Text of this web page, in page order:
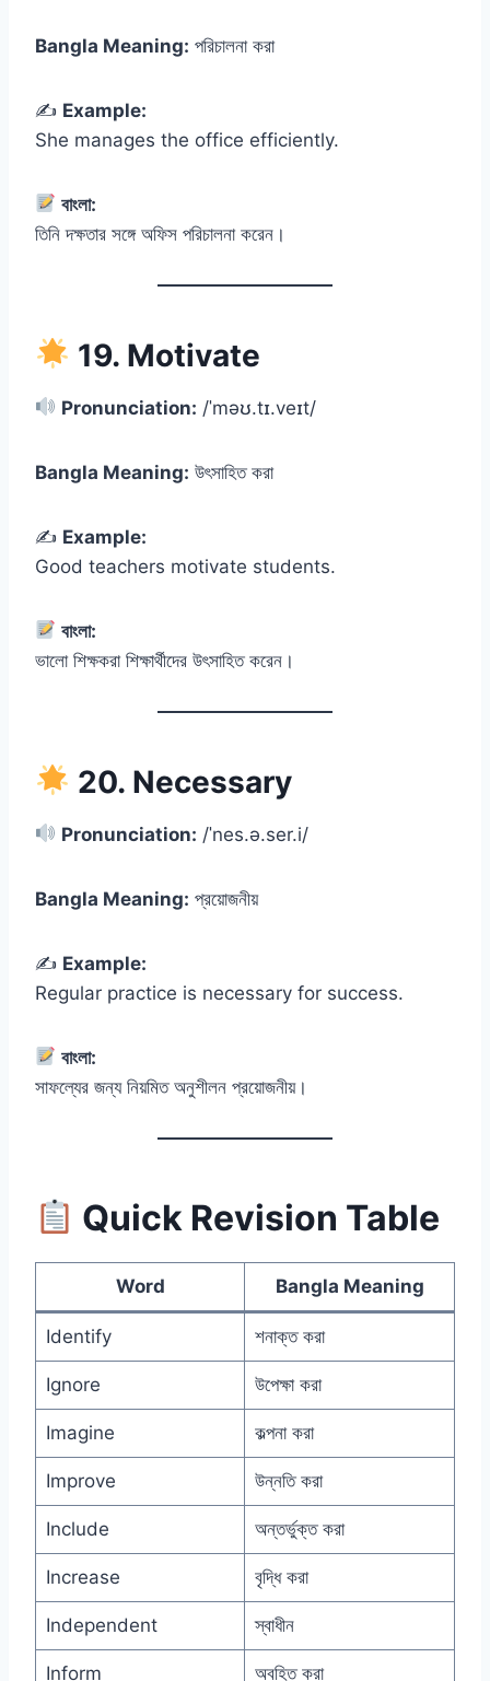
Bangla Meaning: পরিচালনা করা
✍️ Example:
She manages the office efficiently.
বাংলা:
তিনি দক্ষতার সঙ্গে অফিস পরিচালনা করেন।
19. Motivate
Pronunciation: /ˈməʊ.tɪ.veɪt/
Bangla Meaning: উৎসাহিত করা
✍️ Example:
Good teachers motivate students.
বাংলা:
ভালো শিক্ষকরা শিক্ষার্থীদের উৎসাহিত করেন।
20. Necessary
Pronunciation: /ˈnes.ə.ser.i/
Bangla Meaning: প্রয়োজনীয়
✍️ Example:
Regular practice is necessary for success.
বাংলা:
সাফল্যের জন্য নিয়মিত অনুশীলন প্রয়োজনীয়।
Quick Revision Table
Word Bangla Meaning
Identify শনাক্ত করা
Ignore উপেক্ষা করা
Imagine কল্পনা করা
Improve উন্নতি করা
Include অন্তর্ভুক্ত করা
Increase বৃদ্ধি করা
Independent স্বাধীন
Inform অবহিত করা